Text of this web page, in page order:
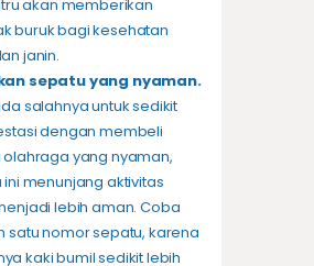
akan memberikan
buruk bagi kesehatan
janin.
sepatu yang nyaman.
salahnya untuk sedikit
dengan membeli
yang nyaman,
menunjang aktivitas
lebih aman. Coba
satu nomor sepatu, karena
kaki bumil sedikit lebih